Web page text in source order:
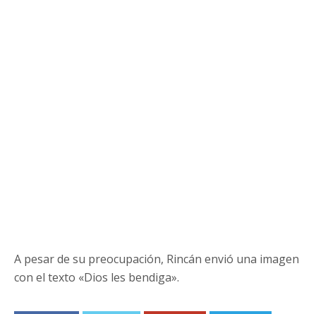
A pesar de su preocupación, Rincán envió una imagen
con el texto «Dios les bendiga».